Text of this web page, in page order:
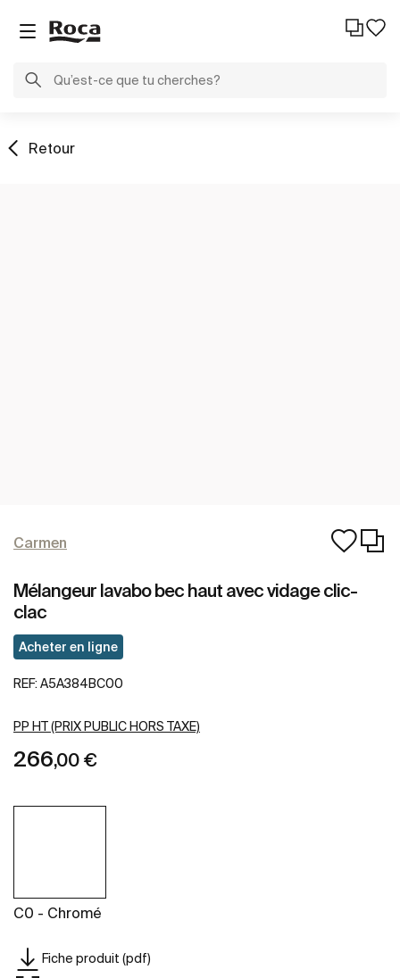
Retour
Carmen
Mélangeur lavabo bec haut avec vidage clic-
clac
Acheter en ligne
REF: A5A384BC00
PP HT (PRIX PUBLIC HORS TAXE)
266,00 €
C0 - Chromé
Fiche produit (pdf)